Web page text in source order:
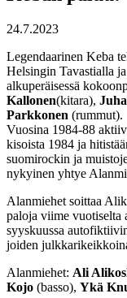
24.7.2023
Legendaarinen Keba
Helsingin Tavastialla
alkuperäisessä
Kallonen(kitara),
Parkkonen (rummut).
Vuosina 1984-88
kisoista 1984 ja
suomirockin ja
nykyinen yhtye
Alanmiehet soittaa
paloja viime vuotiselta
syyskuussa
joiden
Alanmiehet: Ali
Kojo (basso), Ykä